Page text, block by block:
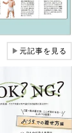
▶元記事を見る